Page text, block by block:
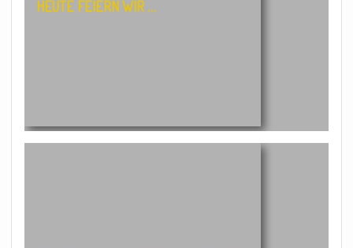
HEUTE FEIERN WIR …